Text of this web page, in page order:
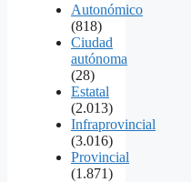
Autonómico
(818)
Ciudad
autónoma
(28)
Estatal
(2.013)
Infraprovincial
(3.016)
Provincial
(1.871)